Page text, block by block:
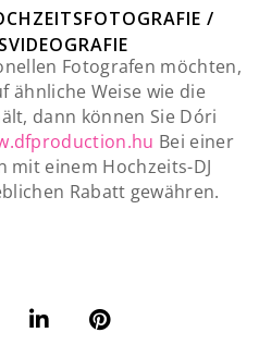
/
Fotografen möchten,
ähnliche Weise wie die
dann können Sie Dóri
Bei einer
mit einem Hochzeits-DJ
Rabatt gewähren.